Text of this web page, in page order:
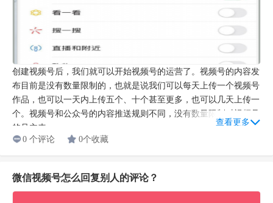
创建视频号后，我们就可以开始视频号的运营了。视频号的内容发
布目前是没有数量限制的，也就是说我们可以每天上传一个视频号
作品，也可以一天内上传五个、十个甚至更多，也可以几天上传一
个。视频号和公众号的内容推送规则不同，没有数量限制对视频号
的号主来...
查看更多
0 个评论
0个收藏
微信视频号怎么回复别人的评论？